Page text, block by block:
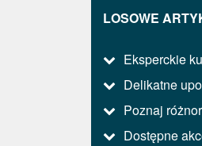
LOSOWE
Eksperckie
Delikatne
Poznaj
Dostępne